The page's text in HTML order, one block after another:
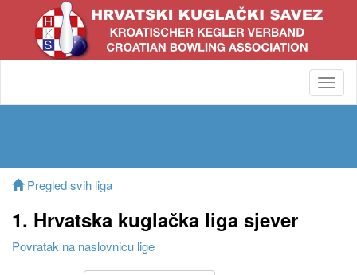
Pregled svih liga
1. Hrvatska kuglačka liga sjever
Povratak na naslovnicu lige